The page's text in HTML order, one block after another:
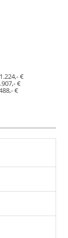
1.224,- €
€
€